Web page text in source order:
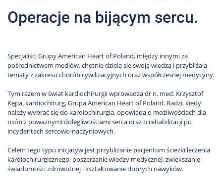
Operacje na bijącym sercu.
Specjaliści Grupy American Heart of Poland, między innymi za
pośrednictwem mediów, chętnie dzielą się swoją wiedzą i przybliżają
tematy z zakresu chorób cywilizacyjnych oraz współczesnej medycyny.
Tym razem w świat kardiochirurgii wprowadza dr n. med. Krzysztof
Kępa, kardiochirurg, Grupa American Heart of Poland. Radzi, kiedy
należy wybrać się do kardiochirurgia, opowiada o możliwościach dla
osób z poważnymi dolegliwościami serca oraz o rehabilitacji po
incydentach sercowo-naczyniowych.
Celem tego typu inicjatyw jest przybliżanie pacjentom ścieżki leczenia
kardiochirurgicznego, poszerzanie wiedzy medycznej, zwiększanie
świadomości zdrowotnej i kształtowanie dobrych nawyków.